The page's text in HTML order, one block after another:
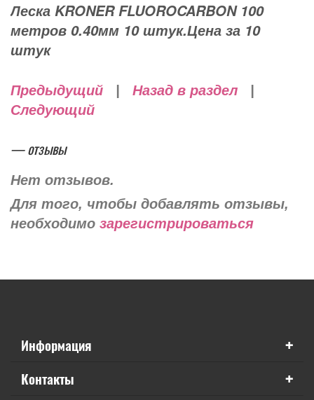
Леска KRONER FLUOROCARBON 100
метров 0.40мм 10 штук.Цена за 10
штук
Предыдущий Назад в раздел
Следующий
— отзывы
Нет отзывов.
Для того, чтобы добавлять отзывы,
необходимо зарегистрироваться
Информация +
Контакты +